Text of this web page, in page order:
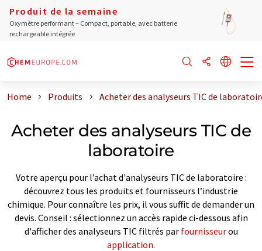
Produit de la semaine
Oxymètre performant – Compact, portable, avec batterie
rechargeable intégrée
Home Produits Acheter des analyseurs TIC de
Acheter des analyseurs TIC de
laboratoire
Votre aperçu pour l’achat d'analyseurs TIC de laboratoire :
découvrez tous les produits et fournisseurs l’industrie
chimique. Pour connaître les prix, il vous suffit de demander un
devis. Conseil : sélectionnez un accès rapide ci-dessous afin
d'afficher des analyseurs TIC filtrés par fournisseurou
application.